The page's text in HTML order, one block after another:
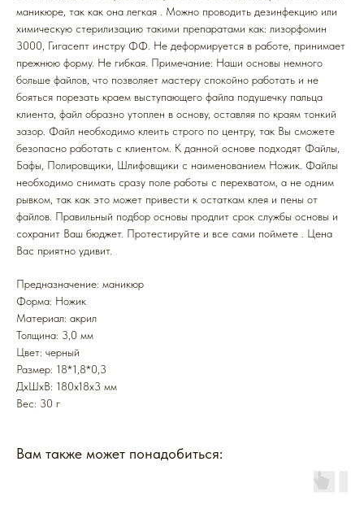
маникюре, так как она легкая . Можно проводить дезинфекцию или
химическую стерилизацию такими препаратами как: лизорфомин
3000, Гигасепт инстру ФФ. Не деформируется в работе, принимает
прежнюю форму. Не гибкая. Примечание: Наши основы немного
больше файлов, что позволяет мастеру спокойно работать и не
бояться порезать краем выступающего файла подушечку пальца
клиента, файл образно утоплен в основу, оставляя по краям тонкий
зазор. Файл необходимо клеить строго по центру, так Вы сможете
безопасно работать с клиентом. К данной основе подходят Файлы,
Бафы, Полировщики, Шлифовщики с наименованием Ножик. Файлы
необходимо снимать сразу поле работы с перехватом, а не одним
рывком, так как это может привести к остаткам клея и пены от
файлов. Правильный подбор основы продлит срок службы основы и
сохранит Ваш бюджет. Протестируйте и все сами поймете . Цена
Вас приятно удивит.
Предназначение: маникюр
Форма: Ножик
Mатериал: акрил
Толщина: 3,0 мм
Цвет: черный
Размер: 18*1,8*0,3
ДxШxВ: 180x18x3 мм
Вес: 30 г
Вам также может понадобиться: